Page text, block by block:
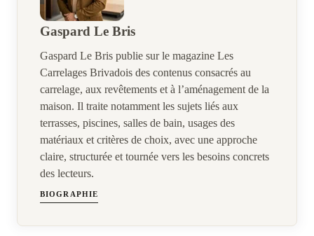
Gaspard Le Bris
Gaspard Le Bris publie sur le magazine Les
Carrelages Brivadois des contenus consacrés au
carrelage, aux revêtements et à l’aménagement de la
maison. Il traite notamment les sujets liés aux
terrasses, piscines, salles de bain, usages des
matériaux et critères de choix, avec une approche
claire, structurée et tournée vers les besoins concrets
des lecteurs.
BIOGRAPHIE